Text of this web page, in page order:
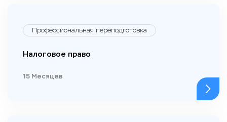
Профессиональная переподготовка
Налоговое право
15 Месяцев